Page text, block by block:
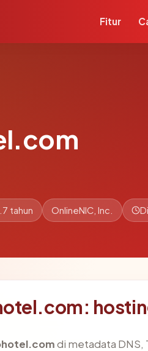
Fitur
tahun OnlineNIC, Inc.
di metadata DNS,